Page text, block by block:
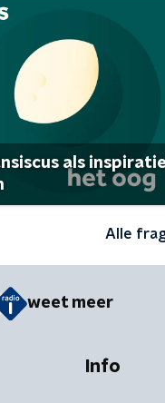
als
Alle
weet meer
Info